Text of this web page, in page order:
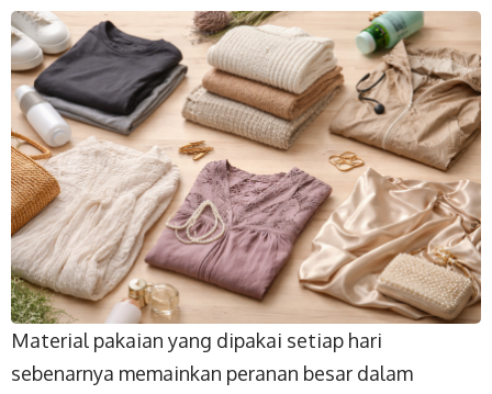
Material pakaian yang dipakai setiap hari
sebenarnya memainkan peranan besar dalam